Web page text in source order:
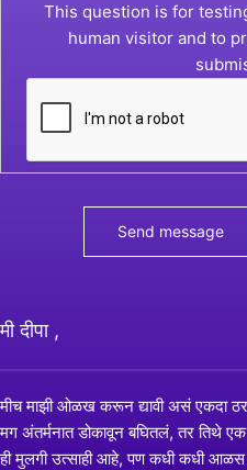
This question is for
human visitor and to
मी दीपा ,
मीच माझी ओळख करून द्यावी असं एकदा
मग अंतर्मनात डोकावून बघितलं, तर तिथे
ही मुलगी उत्साही आहे, पण कधी कधी